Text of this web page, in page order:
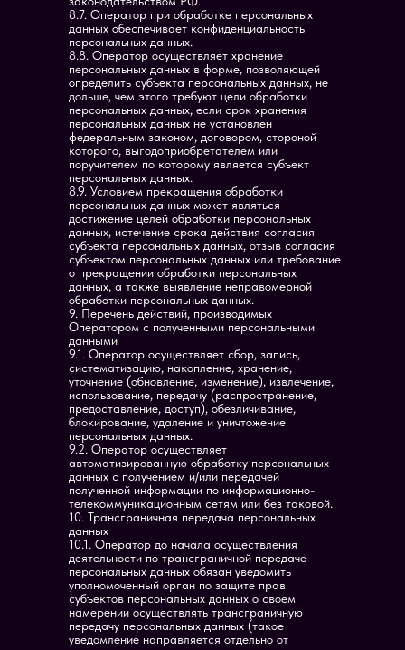
8.7. Оператор при обработке персональных
данных обеспечивает конфиденциальность
персональных данных.
8.8. Оператор осуществляет хранение
персональных данных в форме, позволяющей
определить субъекта персональных данных, не
дольше, чем этого требуют цели обработки
персональных данных, если срок хранения
персональных данных не установлен
федеральным законом, договором, стороной
которого, выгодоприобретателем или
поручителем по которому является субъект
персональных данных.
8.9. Условием прекращения обработки
персональных данных может являться
достижение целей обработки персональных
данных, истечение срока действия согласия
субъекта персональных данных, отзыв согласия
субъектом персональных данных или требование
о прекращении обработки персональных
данных, а также выявление неправомерной
обработки персональных данных.
9. Перечень действий, производимых
Оператором с полученными персональными
данными
9.1. Оператор осуществляет сбор, запись,
систематизацию, накопление, хранение,
уточнение (обновление, изменение), извлечение,
использование, передачу (распространение,
предоставление, доступ), обезличивание,
блокирование, удаление и уничтожение
персональных данных.
9.2. Оператор осуществляет
автоматизированную обработку персональных
данных с получением и/или передачей
полученной информации по информационно-
телекоммуникационным сетям или без таковой.
10. Трансграничная передача персональных
данных
10.1. Оператор до начала осуществления
деятельности по трансграничной передаче
персональных данных обязан уведомить
уполномоченный орган по защите прав
субъектов персональных данных о своем
намерении осуществлять трансграничную
передачу персональных данных (такое
уведомление направляется отдельно от